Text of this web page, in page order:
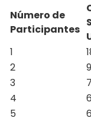
Número de
Participantes
1
2
3
4
5